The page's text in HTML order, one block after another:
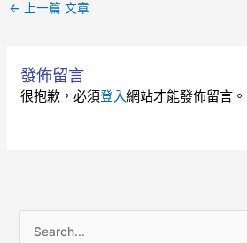
← 上一篇 文章
發佈留言
很抱歉，必須登入網站才能發佈留言。